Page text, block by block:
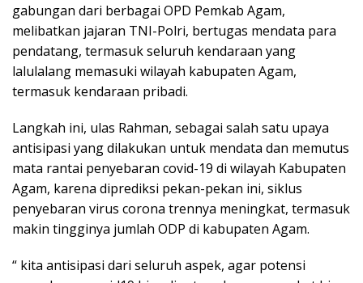
gabungan dari berbagai OPD Pemkab Agam,
melibatkan jajaran TNI-Polri, bertugas mendata para
pendatang, termasuk seluruh kendaraan yang
lalulalang memasuki wilayah kabupaten Agam,
termasuk kendaraan pribadi.
Langkah ini, ulas Rahman, sebagai salah satu upaya
antisipasi yang dilakukan untuk mendata dan memutus
mata rantai penyebaran covid-19 di wilayah Kabupaten
Agam, karena diprediksi pekan-pekan ini, siklus
penyebaran virus corona trennya meningkat, termasuk
makin tingginya jumlah ODP di kabupaten Agam.
“ kita antisipasi dari seluruh aspek, agar potensi